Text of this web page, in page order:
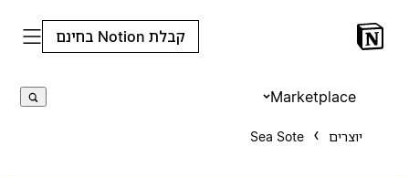
קבלת Notion בחינם
Marketplace
Sea Sote